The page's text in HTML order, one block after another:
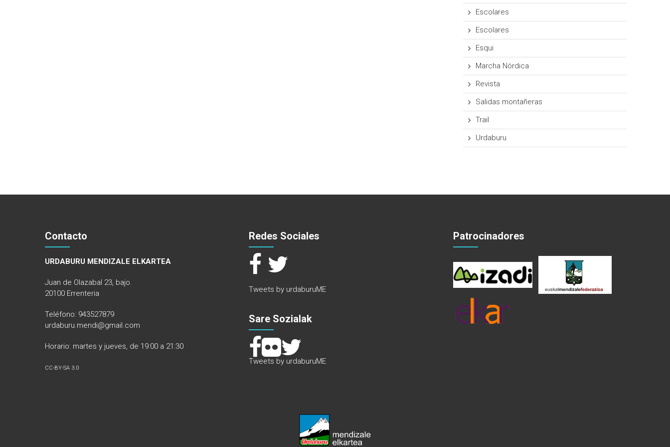
Escolares
Escolares
Esqui
Marcha Nórdica
Revista
Salidas montañeras
Trail
Urdaburu
Contacto
URDABURU MENDIZALE ELKARTEA
Juan de Olazabal 23, bajo.
20100 Errenteria
Teléfono: 943527879
urdaburu.mendi@gmail.com
Horario: martes y jueves, de 19:00 a 21:30
CC-BY-SA 3.0
Redes Sociales
Tweets by urdaburuME
Sare Sozialak
Tweets by urdaburuME
Patrocinadores